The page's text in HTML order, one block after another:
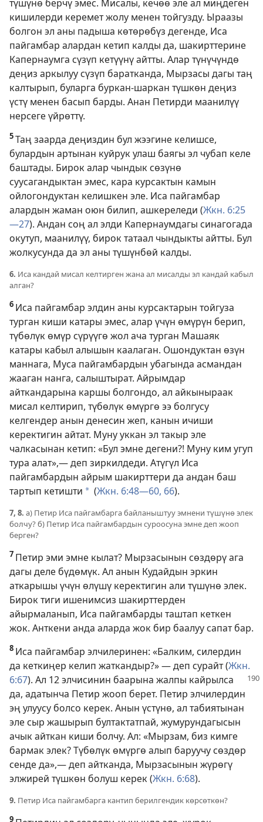
түшүнө берчү эмес. Мисалы, кечөө эле ал миңдеген
кишилерди керемет жолу менен тойгузду. Ыраазы
болгон эл аны падыша көтөрөбүз дегенде, Иса
пайгамбар алардан кетип калды да, шакирттерине
Капернаумга сүзүп кетүүнү айтты. Алар түнүчүндө
деңиз аркылуу сүзүп баратканда, Мырзасы дагы таң
калтырып, буларга буркан-шаркан түшкөн деңиз
үстү менен басып барды. Анан Петирди маанилүү
нерсеге үйрөттү.
5Таң заарда деңиздин бул жээгине келишсе,
булардын артынан куйрук улаш баягы эл чубап келе
баштады. Бирок алар чындык сөзүнө
суусагандыктан эмес, кара курсактын камын
ойлогондуктан келишкен эле. Иса пайгамбар
алардын жаман оюн билип, ашкереледи (Жкн. 6:25
—27). Андан соң ал элди Капернаумдагы синагогада
окутуп, маанилүү, бирок татаал чындыкты айтты. Бул
жолкусунда да эл аны түшүнбөй калды.
6. Иса кандай мисал келтирген жана ал мисалды эл кандай кабыл
алган?
6 Иса пайгамбар элдин аны курсактарын тойгуза
турган киши катары эмес, алар үчүн өмүрүн берип,
түбөлүк өмүр сүрүүгө жол ача турган Машаяк
катары кабыл алышын каалаган. Ошондуктан өзүн
маннага, Муса пайгамбардын убагында асмандан
жааган нанга, салыштырат. Айрымдар
айткандарына каршы болгондо, ал айкыныраак
мисал келтирип, түбөлүк өмүргө ээ болгусу
келгендер анын денесин жеп, канын ичиши
керектигин айтат. Муну уккан эл такыр эле
чалкасынан кетип: «Бул эмне дегени?! Муну ким угуп
тура алат»,— деп зиркилдеди. Атүгүл Иса
пайгамбардын айрым шакирттери да андан баш
тартып кетишти * (Жкн. 6:48—60, 66).
7, 8. а) Петир Иса пайгамбарга байланыштуу эмнени түшүнө элек
болчу? б) Петир Иса пайгамбардын суроосуна эмне деп жооп
берген?
7 Петир эми эмне кылат? Мырзасынын сөздөрү ага
дагы деле бүдөмүк. Ал анын Кудайдын эркин
аткарышы үчүн өлүшү керектигин али түшүнө элек.
Бирок тиги ишенимсиз шакирттерден
айырмаланып, Иса пайгамбарды таштап кеткен
жок. Анткени анда аларда жок бир баалуу сапат бар.
8 Иса пайгамбар элчилеринен: «Балким, силердин
да кеткиңер келип жаткандыр?» — деп сурайт (Жкн.
6:67). Ал 12 элчисинин баарына жалпы кайрылса
да, адатынча Петир жооп берет. Петир элчилердин
эң улуусу болсо керек. Анын үстүнө, ал табиятынан
эле сыр жашырып бултактатпай, жумурундагысын
ачык айткан киши болчу. Ал: «Мырзам, биз кимге
бармак элек? Түбөлүк өмүргө алып баруучу сөздөр
сенде да»,— деп айтканда, Мырзасынын жүрөгү
элжирей түшкөн болуш керек (Жкн. 6:68).
9. Петир Иса пайгамбарга кантип берилгендик көрсөткөн?
9